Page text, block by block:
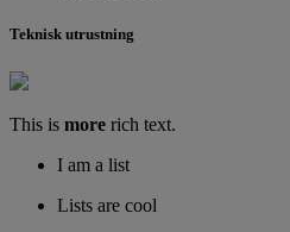
Teknisk utrustning
This is more rich text.
I am a list
Lists are cool